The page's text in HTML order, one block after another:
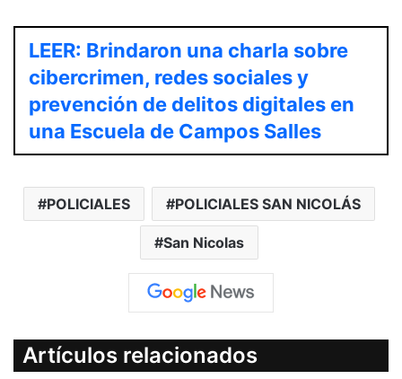
LEER: Brindaron una charla sobre
cibercrimen, redes sociales y
prevención de delitos digitales en
una Escuela de Campos Salles
POLICIALES POLICIALES SAN NICOLÁS
San Nicolas
Artículos relacionados